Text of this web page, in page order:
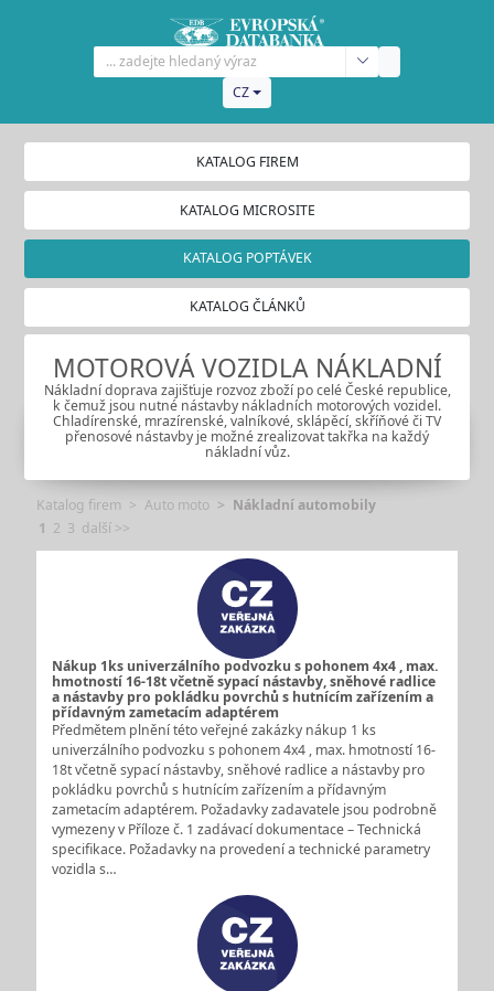
CZ
KATALOG FIREM
KATALOG MICROSITE
KATALOG POPTÁVEK
KATALOG ČLÁNKŮ
MOTOROVÁ VOZIDLA NÁKLADNÍ
Nákladní doprava zajišťuje rozvoz zboží po celé České republice,
k čemuž jsou nutné nástavby nákladních motorových vozidel.
Chladírenské, mrazírenské, valníkové, sklápěcí, skříňové či TV
přenosové nástavby je možné zrealizovat takřka na každý
nákladní vůz.
Katalog firem Auto moto
Nákladní automobily
1 2 3 další >>
Nákup 1ks univerzálního podvozku s pohonem 4x4 , max.
hmotností 16-18t včetně sypací nástavby, sněhové radlice
a nástavby pro pokládku povrchů s hutnícím zařízením a
přídavným zametacím adaptérem
Předmětem plnění této veřejné zakázky nákup 1 ks
univerzálního podvozku s pohonem 4x4 , max. hmotností 16-
18t včetně sypací nástavby, sněhové radlice a nástavby pro
pokládku povrchů s hutnícím zařízením a přídavným
zametacím adaptérem. Požadavky zadavatele jsou podrobně
vymezeny v Příloze č. 1 zadávací dokumentace – Technická
specifikace. Požadavky na provedení a technické parametry
vozidla s…